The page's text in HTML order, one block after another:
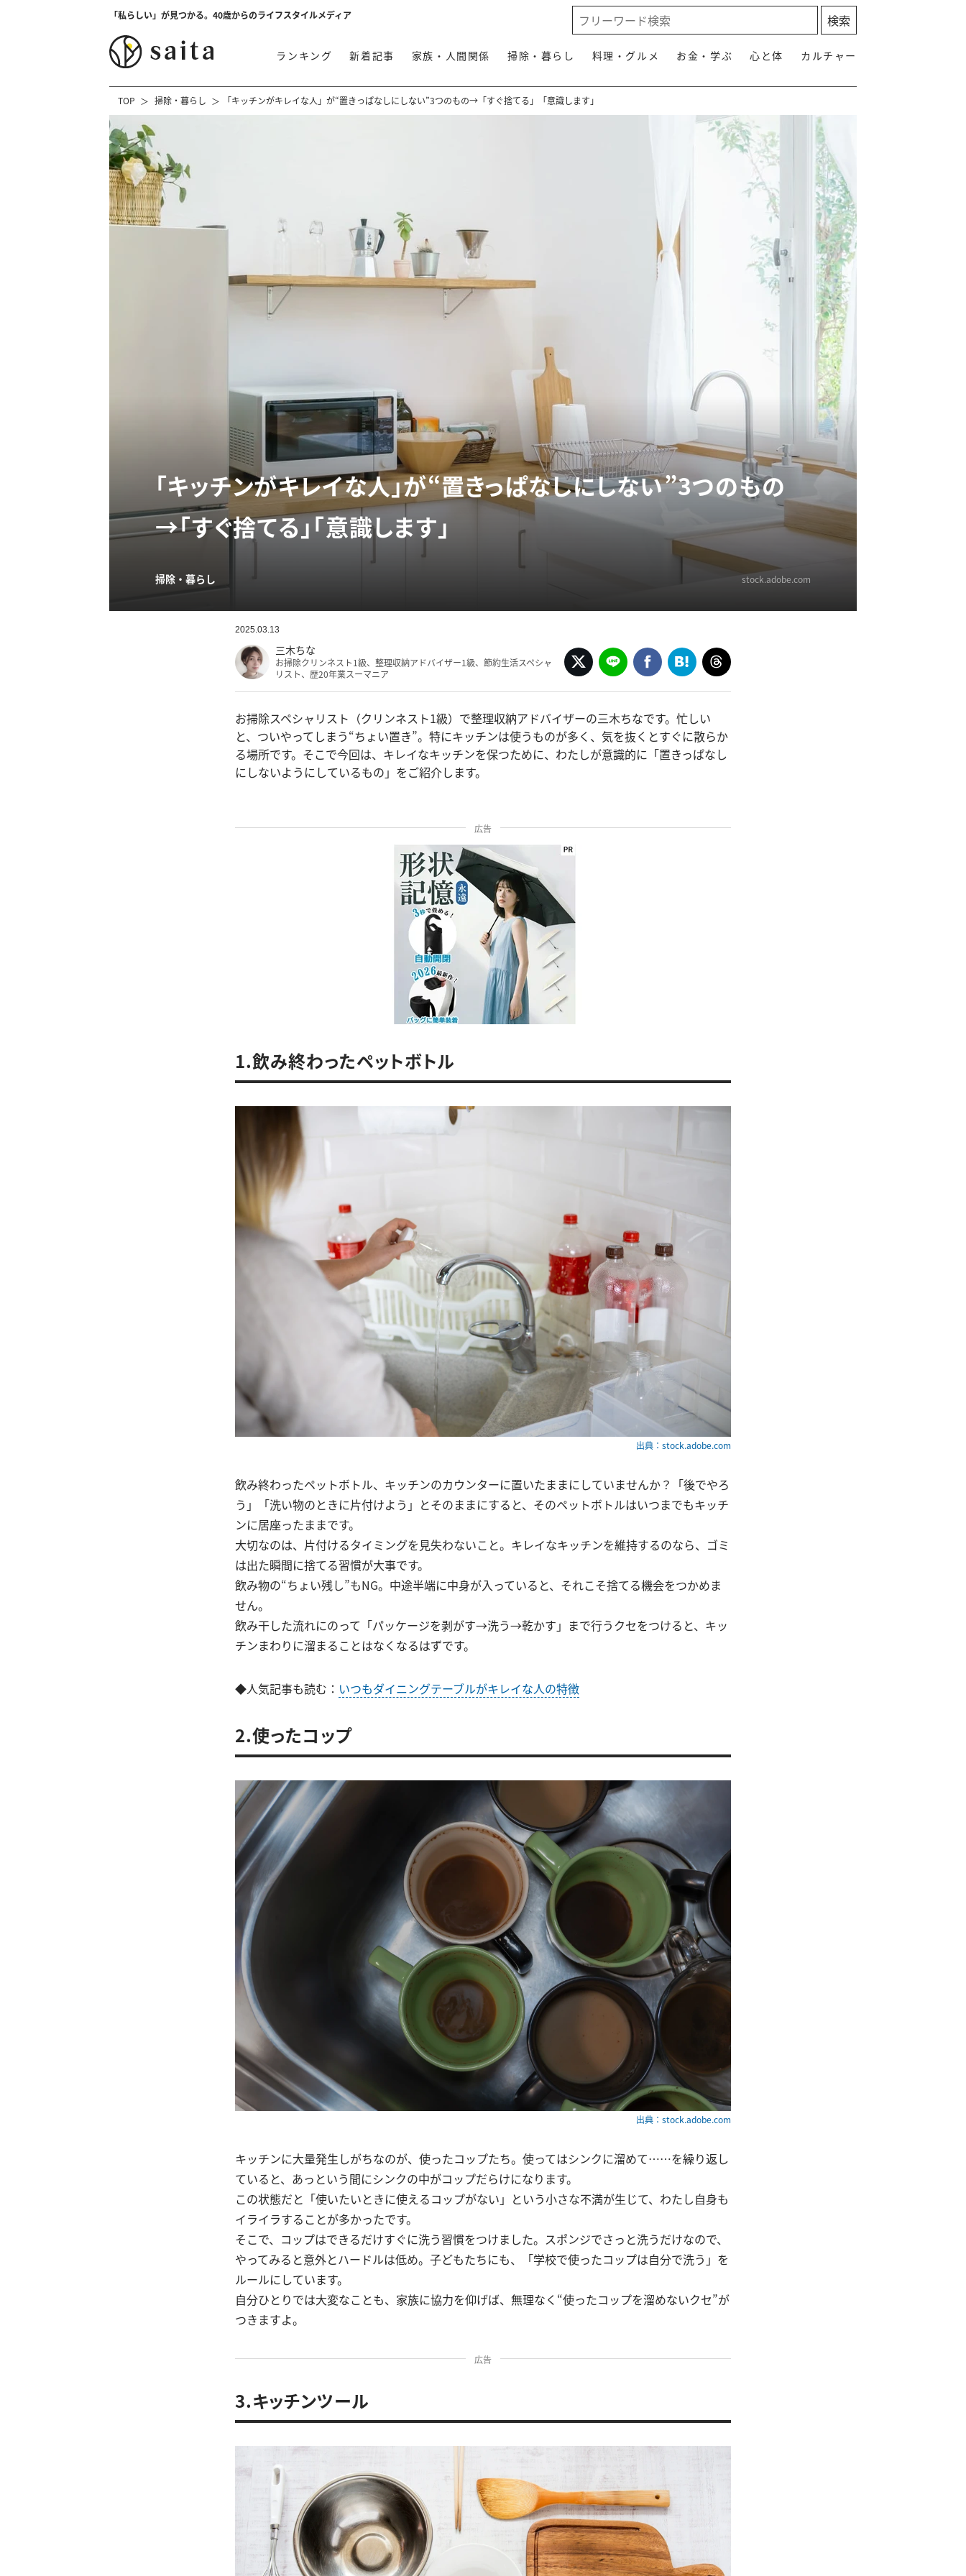
「私らしい」が見つかる。40歳からのライフスタイルメディア
ランキング 新着記事 家族・人間関係 掃除・暮らし 料理・グルメ お金・学ぶ 心と体 カルチャー
TOP 掃除・暮らし 「キッチンがキレイな人」が“置きっぱなしにしない”3つのもの→「すぐ捨てる」「意識します」
「キッチンがキレイな人」が“置きっぱなしにしない”3つのもの
→「すぐ捨てる」「意識します」
掃除・暮らし stock.adobe.com
2025.03.13
三木ちな
お掃除クリンネスト1級、整理収納アドバイザー1級、節約生活スペシャ
リスト、歴20年業スーマニア
お掃除スペシャリスト（クリンネスト1級）で整理収納アドバイザーの三木ちなです。忙しい
と、ついやってしまう“ちょい置き”。特にキッチンは使うものが多く、気を抜くとすぐに散らか
る場所です。そこで今回は、キレイなキッチンを保つために、わたしが意識的に「置きっぱなし
にしないようにしているもの」をご紹介します。
広告
1.飲み終わったペットボトル
出典：stock.adobe.com
飲み終わったペットボトル、キッチンのカウンターに置いたままにしていませんか？「後でやろ
う」「洗い物のときに片付けよう」とそのままにすると、そのペットボトルはいつまでもキッチ
ンに居座ったままです。
大切なのは、片付けるタイミングを見失わないこと。キレイなキッチンを維持するのなら、ゴミ
は出た瞬間に捨てる習慣が大事です。
飲み物の“ちょい残し”もNG。中途半端に中身が入っていると、それこそ捨てる機会をつかめま
せん。
飲み干した流れにのって「パッケージを剥がす→洗う→乾かす」まで行うクセをつけると、キッ
チンまわりに溜まることはなくなるはずです。
◆人気記事も読む： いつもダイニングテーブルがキレイな人の特徴
2.使ったコップ
出典：stock.adobe.com
キッチンに大量発生しがちなのが、使ったコップたち。使ってはシンクに溜めて……を繰り返し
ていると、あっという間にシンクの中がコップだらけになります。
この状態だと「使いたいときに使えるコップがない」という小さな不満が生じて、わたし自身も
イライラすることが多かったです。
そこで、コップはできるだけすぐに洗う習慣をつけました。スポンジでさっと洗うだけなので、
やってみると意外とハードルは低め。子どもたちにも、「学校で使ったコップは自分で洗う」を
ルールにしています。
自分ひとりでは大変なことも、家族に協力を仰げば、無理なく“使ったコップを溜めないクセ”が
つきますよ。
広告
3.キッチンツール